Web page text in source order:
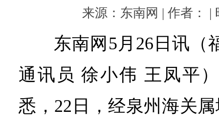
来源：东南网 | 作者： |
东南网5月26日讯（
通讯员 徐小伟 王凤平
悉，22日，经泉州海关